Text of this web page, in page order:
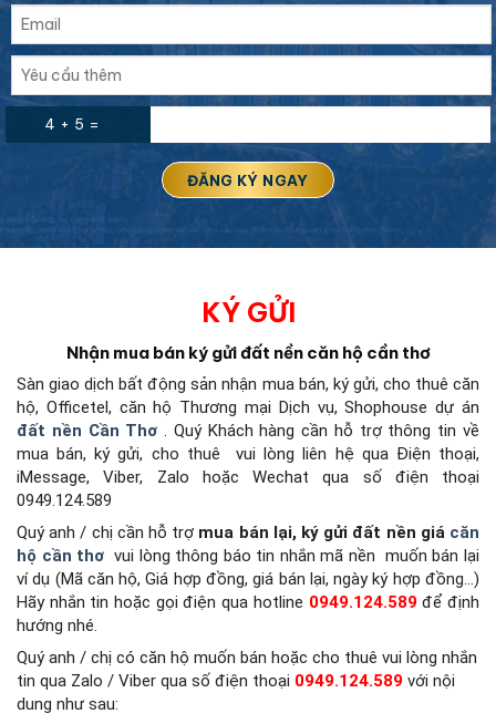
4 + 5 =
KÝ GỬI
Nhận mua bán ký gửi đất nền căn hộ cần thơ
Sàn giao dịch bất động sảnnhận mua bán, ký gửi, cho thuê căn
hộ, Officetel, căn hộ Thương mại Dịch vụ, Shophouse dự án
đất nền Cần Thơ . Quý Khách hàng cần hỗ trợ thông tin về
mua bán, ký gửi, cho thuê
vui lòng liên hệ qua Điện thoại,
iMessage, Viber, Zalo hoặc Wechat qua số điện thoại
0949.124.589
Quý anh / chị cần hỗ trợ mua bán lại, ký gửi đất nền giá căn
hộ cần thơ vui lòng thông báo tin nhắn mã nền muốn bán lại
ví dụ (Mã căn hộ, Giá hợp đồng, giá bán lại, ngày ký hợp đồng…)
Hãy nhắn tin hoặc gọi điện qua hotline 0949.124.589để định
hướng nhé.
Quý anh / chị có căn hộ muốn bán hoặc cho thuê vui lòng nhắn
tin qua Zalo / Viber qua số điện thoại 0949.124.589 với nội
dung như sau: